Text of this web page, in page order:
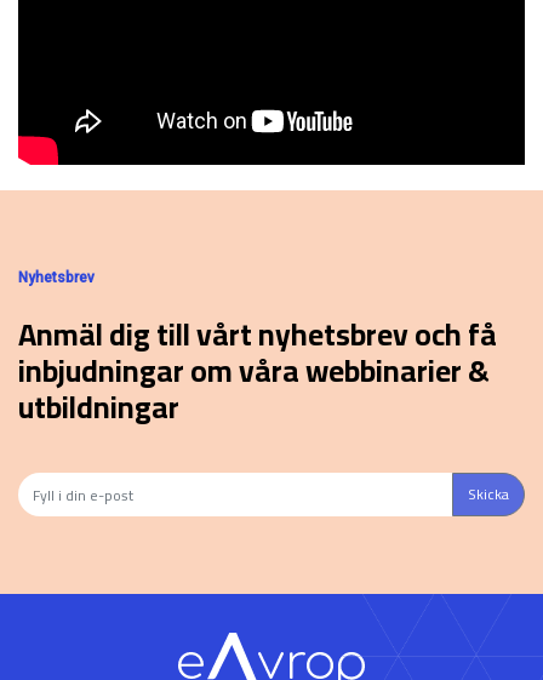
Nyhetsbrev
Anmäl dig till vårt nyhetsbrev och få
inbjudningar om våra webbinarier &
utbildningar
Skicka